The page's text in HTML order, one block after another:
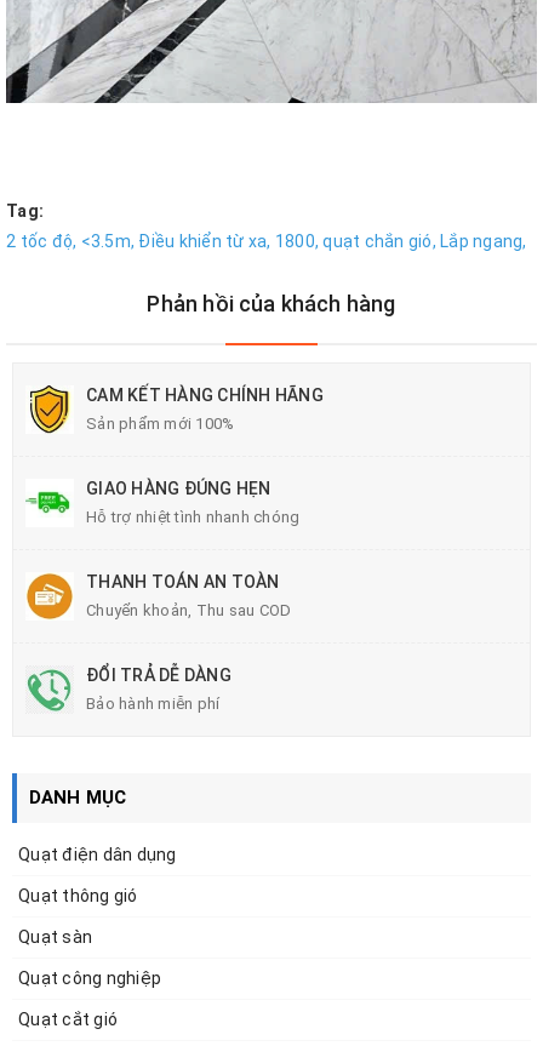
Tag:
2 tốc độ, <3.5m, Điều khiển từ xa, 1800, quạt chắn gió, Lắp ngang,
Phản hồi của khách hàng
CAM KẾT HÀNG CHÍNH HÃNG
Sản phẩm mới 100%
GIAO HÀNG ĐÚNG HẸN
Hỗ trợ nhiệt tình nhanh chóng
THANH TOÁN AN TOÀN
Chuyển khoản, Thu sau COD
ĐỔI TRẢ DỄ DÀNG
Bảo hành miễn phí
DANH MỤC
Quạt điện dân dụng
Quạt thông gió
Quạt sàn
Quạt công nghiệp
Quạt cắt gió